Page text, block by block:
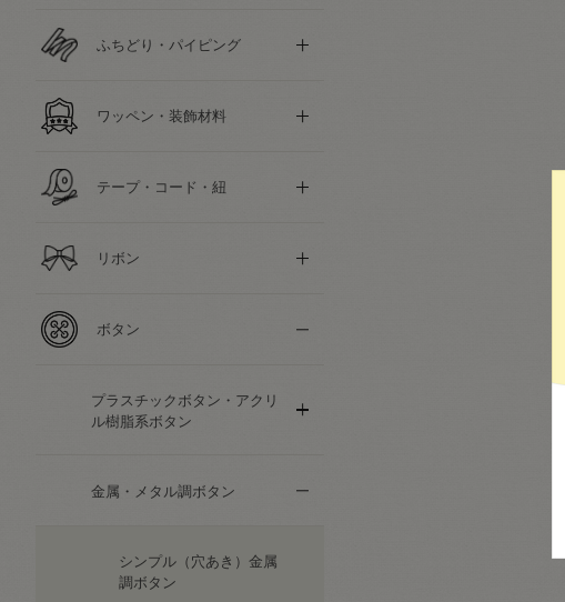
ふちどり・パイピング
ワッペン・装飾材料
テープ・コード・紐
リボン
ボタン
プラスチックボタン・アクリ
ル樹脂系ボタン
金属・メタル調ボタン
シンプル（穴あき）金属
調ボタン